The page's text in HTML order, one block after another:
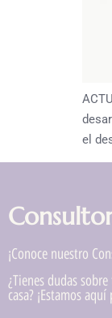
el
¡Conoce nuestro
¿Tienes dudas
casa? ¡Estamos